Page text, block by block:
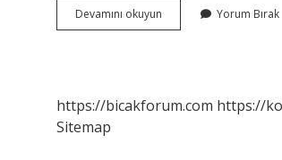
Devamını okuyun Futbolda
8
Yorum Bırak
https://bicakforum.com https://
Sitemap